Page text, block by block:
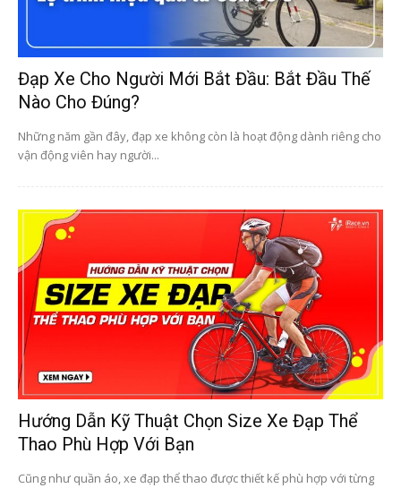
Đạp Xe Cho Người Mới Bắt Đầu: Bắt Đầu Thế
Nào Cho Đúng?
Những năm gần đây, đạp xe không còn là hoạt động dành riêng cho
vận động viên hay người...
Hướng Dẫn Kỹ Thuật Chọn Size Xe Đạp Thể
Thao Phù Hợp Với Bạn
Cũng như quần áo, xe đạp thể thao được thiết kế phù hợp với từng